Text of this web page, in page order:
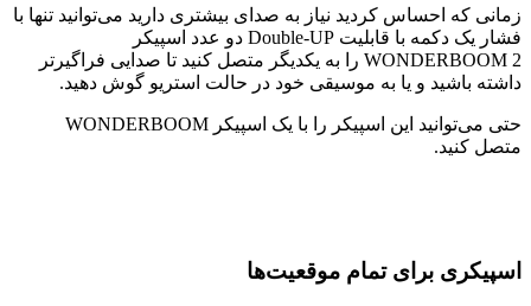
زمانی که احساس کردید نیاز به صدای بیشتری دارید می‌توانید تنها با
فشار یک دکمه با قابلیت Double-UP دو عدد اسپیکر
WONDERBOOM 2 را به یکدیگر متصل کنید تا صدایی فراگیرتر
داشته باشید و یا به موسیقی خود در حالت استریو گوش دهید.
متصل کنید.
اسپیکری برای تمام موقعیت‌ها